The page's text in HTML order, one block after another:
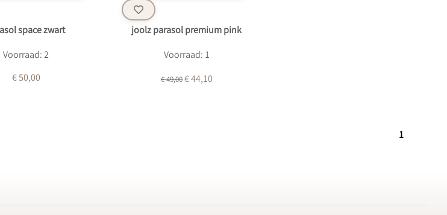
space zwart
Voorraad: 2
€ 50,00
joolz parasol premium pink
Voorraad: 1
€ 49,00€ 44,10
1